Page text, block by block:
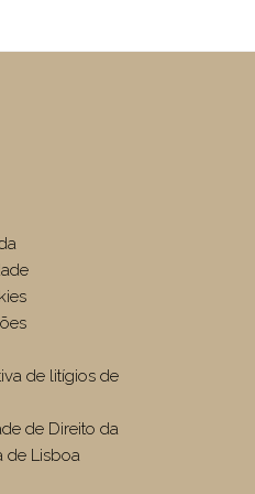
de litígios de
de Direito da
de Lisboa